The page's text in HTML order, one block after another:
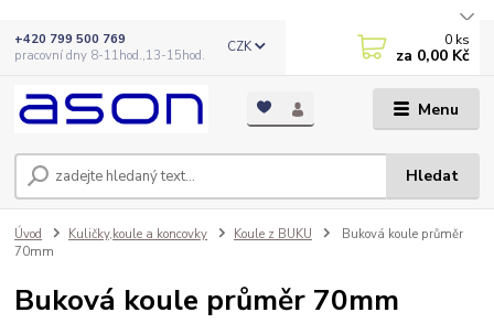
Menu
CZK
Hledat
+420 799 500 769
pracovní dny 8-11hod.,13-15hod.
0 ks
za 0,00 Kč
Úvod Kuličky,koule a koncovky Koule z BUKU
Buková koule průměr
70mm
Buková koule průměr 70mm